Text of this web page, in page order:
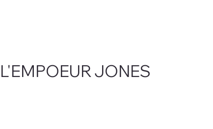
L'EMPOEUR JONES